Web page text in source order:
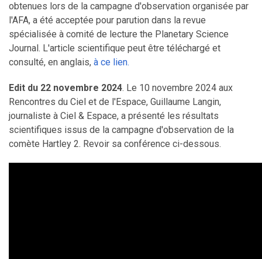
obtenues lors de la campagne d'observation organisée par
l'AFA, a été acceptée pour parution dans la revue
spécialisée à comité de lecture the Planetary Science
Journal. L'article scientifique peut être téléchargé et
consulté, en anglais, à ce lien.
Edit du 22 novembre 2024. Le 10 novembre 2024 aux
Rencontres du Ciel et de l'Espace, Guillaume Langin,
journaliste à Ciel & Espace, a présenté les résultats
scientifiques issus de la campagne d'observation de la
comète Hartley 2. Revoir sa conférence ci-dessous.